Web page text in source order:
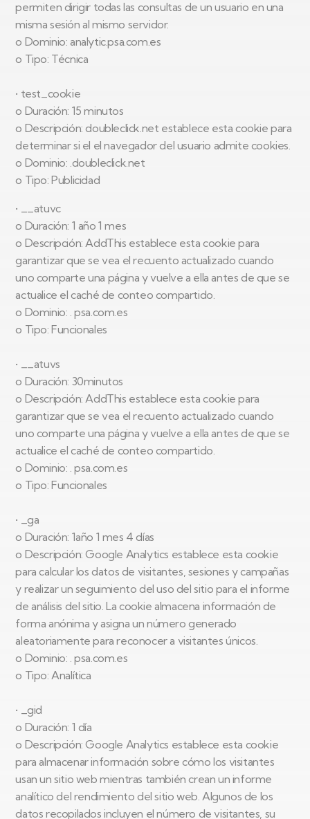
permiten dirigir todas las consultas de un usuario en una
misma sesión al mismo servidor.
o Dominio: analytic.psa.com.es
o Tipo: Técnica
• test_cookie
o Duración: 15 minutos
o Descripción: doubleclick.net establece esta cookie para
determinar si el el navegador del usuario admite cookies.
o Dominio: .doubleclick.net
o Tipo: Publicidad
• __atuvc
o Duración: 1 año 1 mes
o Descripción: AddThis establece esta cookie para
garantizar que se vea el recuento actualizado cuando
uno comparte una página y vuelve a ella antes de que se
actualice el caché de conteo compartido.
o Dominio: . psa.com.es
o Tipo: Funcionales
• __atuvs
o Duración: 30minutos
o Descripción: AddThis establece esta cookie para
garantizar que se vea el recuento actualizado cuando
uno comparte una página y vuelve a ella antes de que se
actualice el caché de conteo compartido.
o Dominio: . psa.com.es
o Tipo: Funcionales
• _ga
o Duración: 1año 1 mes 4 días
o Descripción: Google Analytics establece esta cookie
para calcular los datos de visitantes, sesiones y campañas
y realizar un seguimiento del uso del sitio para el informe
de análisis del sitio. La cookie almacena información de
forma anónima y asigna un número generado
aleatoriamente para reconocer a visitantes únicos.
o Dominio: . psa.com.es
o Tipo: Analítica
• _gid
o Duración: 1 día
o Descripción: Google Analytics establece esta cookie
para almacenar información sobre cómo los visitantes
usan un sitio web mientras también crean un informe
analítico del rendimiento del sitio web. Algunos de los
datos recopilados incluyen el número de visitantes, su